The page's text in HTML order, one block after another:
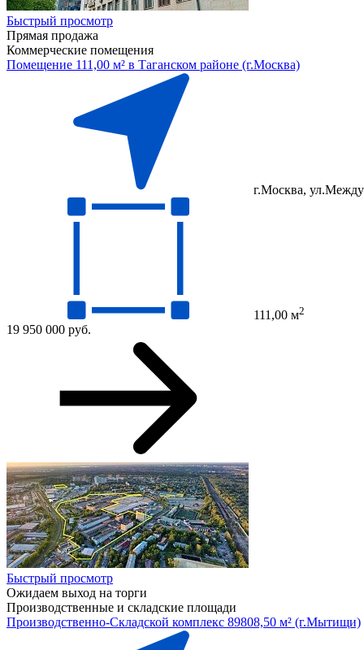
Быстрый просмотр
Прямая продажа
Коммерческие помещения
Помещение 111,00 м² в Таганском районе (г.Москва)
г.Москва,
111,00 м2
19 950 000 руб.
Быстрый просмотр
Ожидаем выход на торги
Производственные и складские площади
Производственно-Складской комплекс 89808,50 м² (г.Мытищи)